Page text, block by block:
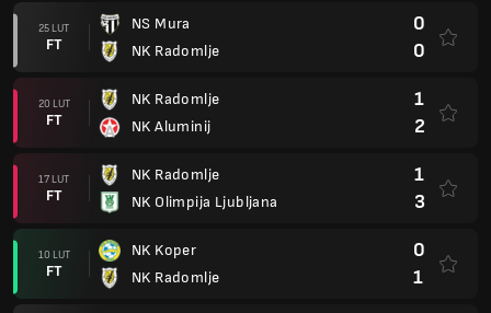
25 LUT
FT
NS Mura
NK Radomlje
0
0
20 LUT
FT
NK Radomlje
NK Aluminij
1
2
17 LUT
FT
NK Radomlje
NK Olimpija Ljubljana
1
3
10 LUT
FT
NK Koper
NK Radomlje
0
1